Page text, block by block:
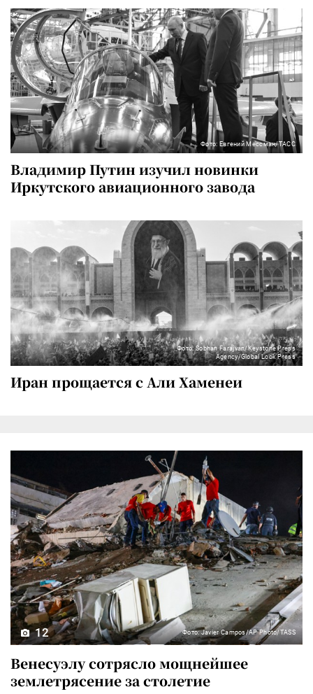
Фото: Евгений Мессман/ТАСС
Владимир Путин изучил новинки
Иркутского авиационного завода
Фото: Sobhan Farajvan/Keystone Press
Agency/Global Look Press
Иран прощается с Али Хаменеи
12 Фото: Javier Campos/AP Photo/TASS
Венесуэлу сотрясло мощнейшее
землетрясение за столетие